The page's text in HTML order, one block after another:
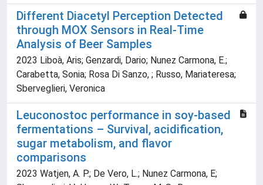
Different Diacetyl Perception Detected
through MOX Sensors in Real-Time
Analysis of Beer Samples
2023 Liboà, Aris; Genzardi, Dario; Nunez Carmona, E.;
Carabetta, Sonia; Rosa Di Sanzo, ; Russo, Mariateresa;
Sberveglieri, Veronica
Leuconostoc performance in soy-based
fermentations – Survival, acidification,
sugar metabolism, and flavor
comparisons
2023 Watjen, A. P.; De Vero, L.; Nunez Carmona, E;